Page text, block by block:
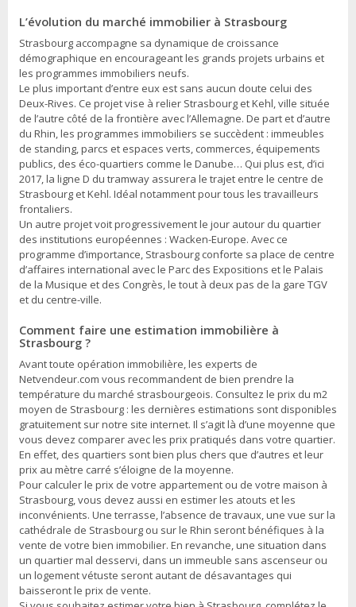
L’évolution du marché immobilier à Strasbourg
Strasbourg accompagne sa dynamique de croissance
démographique en encourageant les grands projets urbains et
les programmes immobiliers neufs.
Le plus important d’entre eux est sans aucun doute celui des
Deux-Rives. Ce projet vise à relier Strasbourg et Kehl, ville située
de l’autre côté de la frontière avec l’Allemagne. De part et d’autre
du Rhin, les programmes immobiliers se succèdent : immeubles
de standing, parcs et espaces verts, commerces, équipements
publics, des éco-quartiers comme le Danube… Qui plus est, d’ici
2017, la ligne D du tramway assurera le trajet entre le centre de
Strasbourg et Kehl. Idéal notamment pour tous les travailleurs
frontaliers.
Un autre projet voit progressivement le jour autour du quartier
des institutions européennes : Wacken-Europe. Avec ce
programme d’importance, Strasbourg conforte sa place de centre
d’affaires international avec le Parc des Expositions et le Palais
de la Musique et des Congrès, le tout à deux pas de la gare TGV
et du centre-ville.
Comment faire une estimation immobilière à
Strasbourg ?
Avant toute opération immobilière, les experts de
Netvendeur.com vous recommandent de bien prendre la
température du marché strasbourgeois. Consultez le prix du m2
moyen de Strasbourg : les dernières estimations sont disponibles
gratuitement sur notre site internet. Il s’agit là d’une moyenne que
vous devez comparer avec les prix pratiqués dans votre quartier.
En effet, des quartiers sont bien plus chers que d’autres et leur
prix au mètre carré s’éloigne de la moyenne.
Pour calculer le prix de votre appartement ou de votre maison à
Strasbourg, vous devez aussi en estimer les atouts et les
inconvénients. Une terrasse, l’absence de travaux, une vue sur la
cathédrale de Strasbourg ou sur le Rhin seront bénéfiques à la
vente de votre bien immobilier. En revanche, une situation dans
un quartier mal desservi, dans un immeuble sans ascenseur ou
un logement vétuste seront autant de désavantages qui
baisseront le prix de vente.